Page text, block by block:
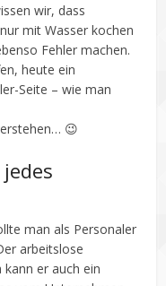
wir, dass
mit Wasser kochen
Fehler machen.
heute ein
Seite – wie man
😉
man als Personaler
arbeitslose
er auch ein